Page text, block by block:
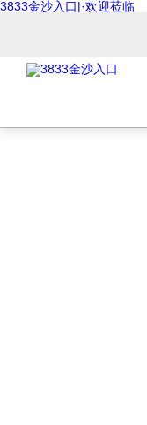
3833金沙入口|·欢迎莅临